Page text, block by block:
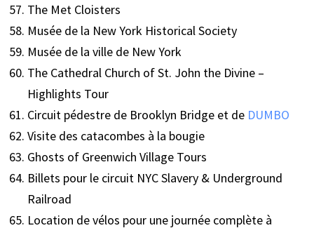
The Met Cloisters
Musée de la New York Historical Society
Musée de la ville de New York
The Cathedral Church of St. John the Divine –
Highlights Tour
Circuit pédestre de Brooklyn Bridge et de DUMBO
Visite des catacombes à la bougie
Ghosts of Greenwich Village Tours
Billets pour le circuit NYC Slavery & Underground
Railroad
Location de vélos pour une journée complète à